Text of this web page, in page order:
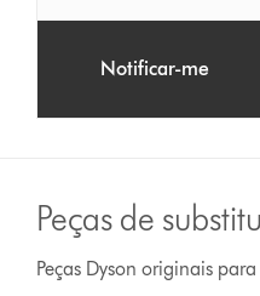
Notificar-me
Peças de
Peças Dyson originais